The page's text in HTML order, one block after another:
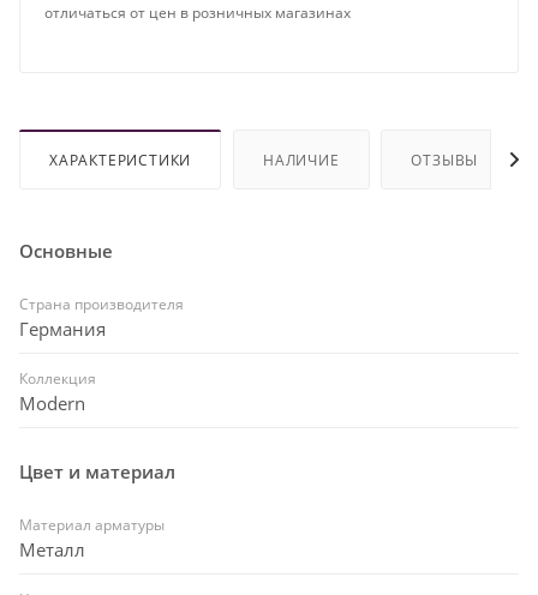
отличаться от цен в розничных магазинах
ХАРАКТЕРИСТИКИ НАЛИЧИЕ ОТЗЫВЫ
Основные
Страна производителя
Германия
Коллекция
Modern
Цвет и материал
Материал арматуры
Металл